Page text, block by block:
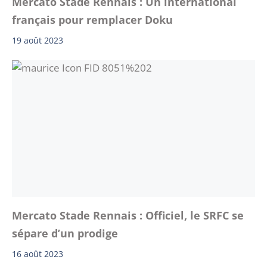
français pour remplacer Doku
19 août 2023
Mercato Stade Rennais : Officiel, le SRFC se
sépare d’un prodige
16 août 2023